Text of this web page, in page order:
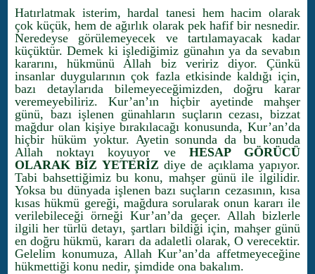
Hatırlatmak isterim, hardal tanesi hem hacim olarak
çok küçük, hem de ağırlık olarak pek hafif bir nesnedir.
Neredeyse görülemeyecek ve tartılamayacak kadar
küçüktür. Demek ki işlediğimiz günahın ya da sevabın
kararını, hükmünü Allah biz veririz diyor. Çünkü
insanlar duygularının çok fazla etkisinde kaldığı için,
bazı detaylarıda bilemeyeceğimizden, doğru karar
veremeyebiliriz. Kur’an’ın hiçbir ayetinde mahşer
günü, bazı işlenen günahların suçların cezası, bizzat
mağdur olan kişiye bırakılacağı konusunda, Kur’an’da
hiçbir hüküm yoktur. Ayetin sonunda da bu konuda
Allah noktayı koyuyor ve HESAP GÖRÜCÜ
OLARAK BİZ YETERİZ diye de açıklama yapıyor.
Tabi bahsettiğimiz bu konu, mahşer günü ile ilgilidir.
Yoksa bu dünyada işlenen bazı suçların cezasının, kısa
kısas hükmü gereği, mağdura sorularak onun kararı ile
verilebileceği örneği Kur’an’da geçer. Allah bizlerle
ilgili her türlü detayı, şartları bildiği için, mahşer günü
en doğru hükmü, kararı da adaletli olarak, O verecektir.
Gelelim konumuza, Allah Kur’an’da affetmeyeceğine
hükmettiği konu nedir, şimdide ona bakalım.